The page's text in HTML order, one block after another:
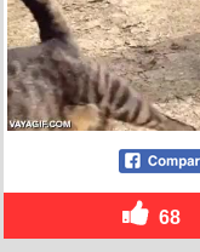
68